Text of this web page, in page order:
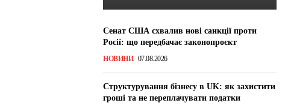
Сенат США схвалив нові санкції проти
Росії: що передбачає законопроєкт
НОВИНИ 07.08.2026
Структурування бізнесу в UK: як захистити
гроші та не переплачувати податки